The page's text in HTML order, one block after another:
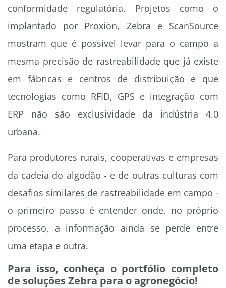
conformidade regulatória. Projetos como o
implantado por Proxion, Zebra e ScanSource
mostram que é possível levar para o campo a
mesma precisão de rastreabilidade que já existe
em fábricas e centros de distribuição e que
tecnologias como RFID, GPS e integração com
ERP não são exclusividade da indústria 4.0
urbana.
Para produtores rurais, cooperativas e empresas
da cadeia do algodão - e de outras culturas com
desafios similares de rastreabilidade em campo -
o primeiro passo é entender onde, no próprio
processo, a informação ainda se perde entre
uma etapa e outra.
Para isso, conheça o portfólio completo
de soluções Zebra para o agronegócio!